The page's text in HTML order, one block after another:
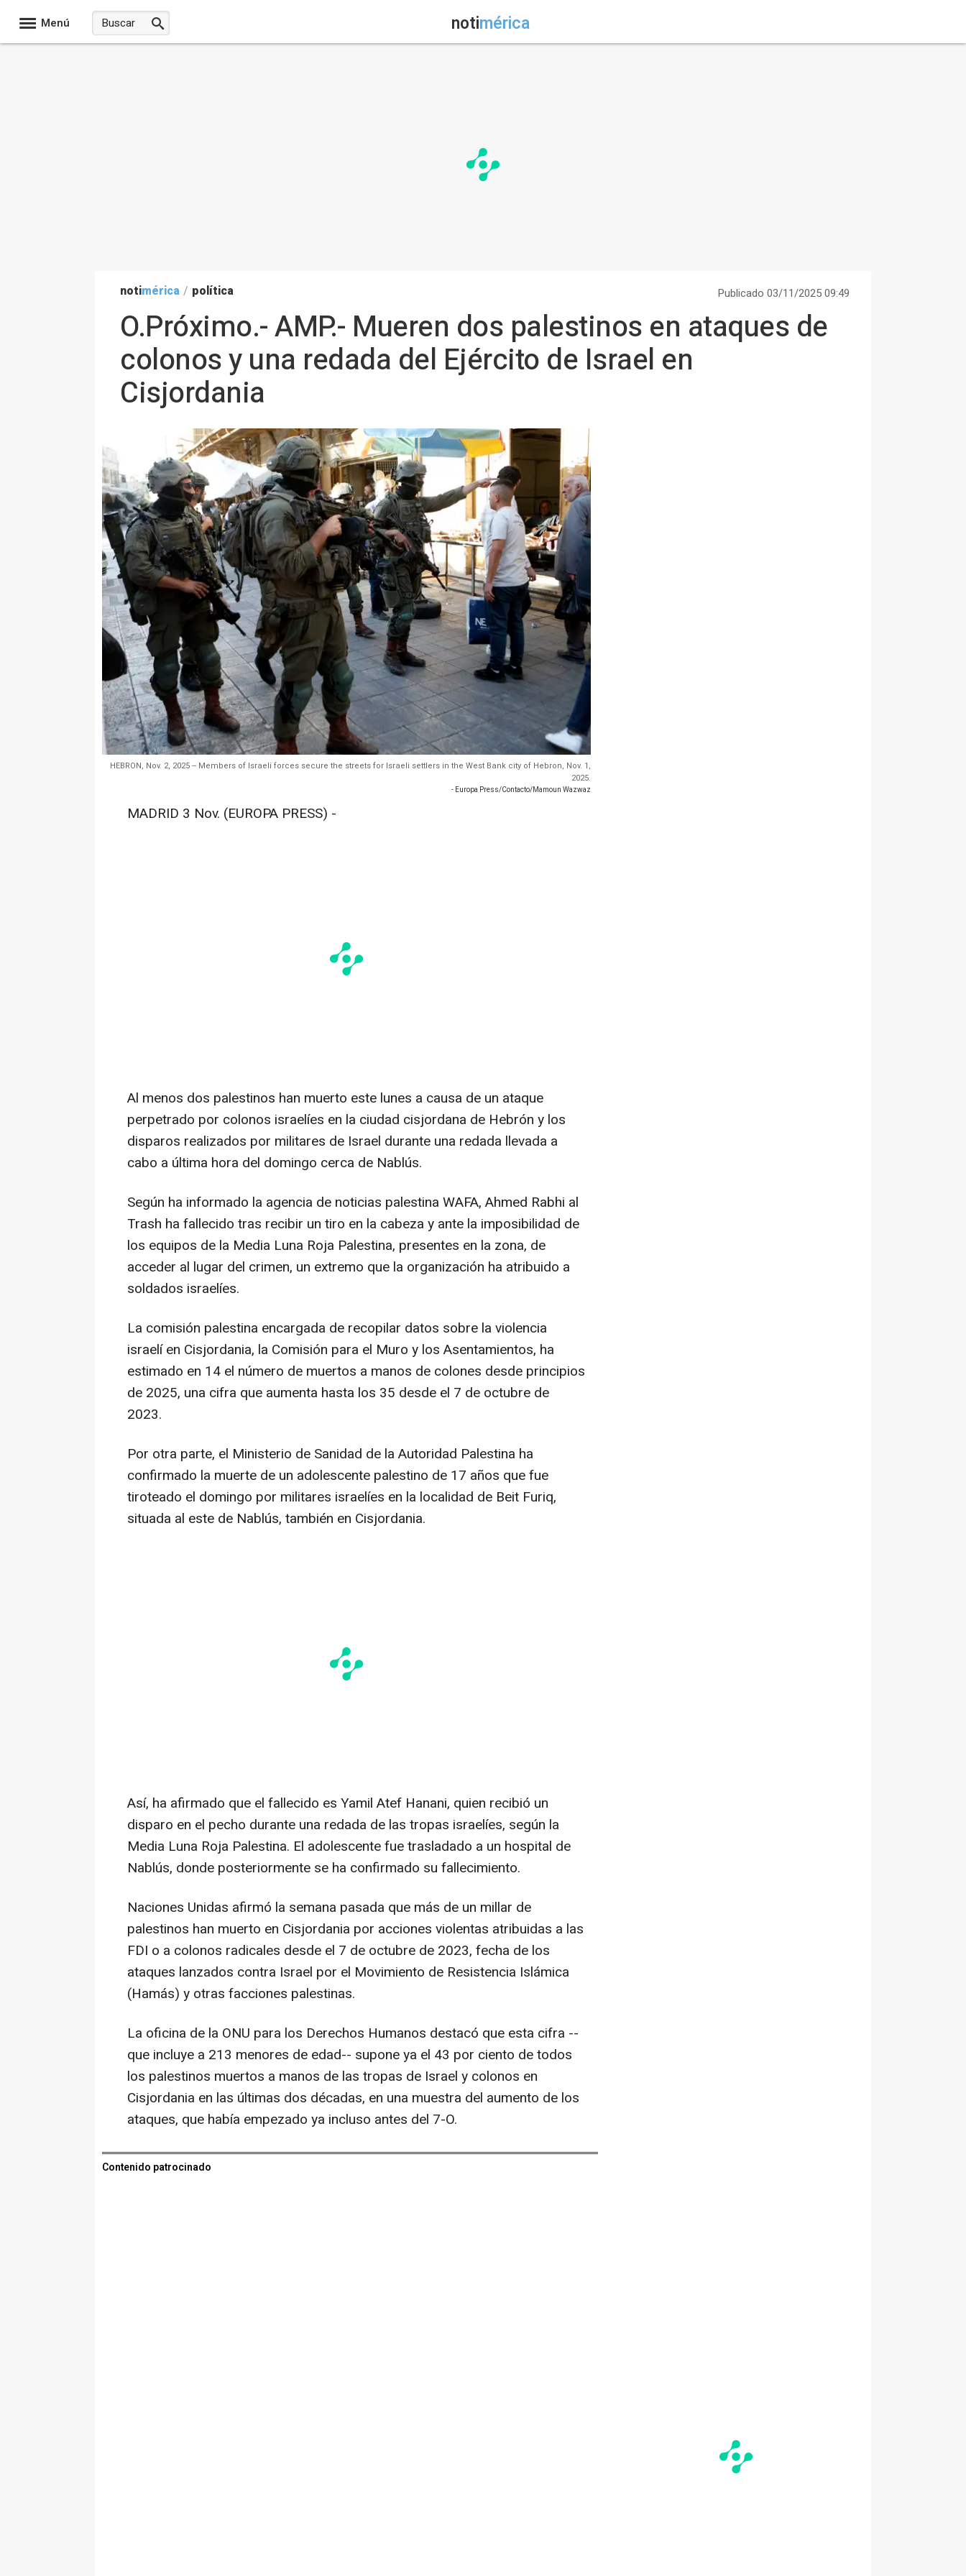
Menú notimérica
notimérica / política Publicado 03/11/2025 09:49
O.Próximo.- AMP.- Mueren dos palestinos en ataques de
colonos y una redada del Ejército de Israel en
Cisjordania
HEBRON, Nov. 2, 2025 -- Members of Israeli forces secure the streets for Israeli settlers in the West Bank city of Hebron, Nov. 1,
2025.
- Europa Press/Contacto/Mamoun Wazwaz
MADRID 3 Nov. (EUROPA PRESS) -
Al menos dos palestinos han muerto este lunes a causa de un ataque
perpetrado por colonos israelíes en la ciudad cisjordana de Hebrón y los
disparos realizados por militares de Israel durante una redada llevada a
cabo a última hora del domingo cerca de Nablús.
Según ha informado la agencia de noticias palestina WAFA, Ahmed Rabhi al
Trash ha fallecido tras recibir un tiro en la cabeza y ante la imposibilidad de
los equipos de la Media Luna Roja Palestina, presentes en la zona, de
acceder al lugar del crimen, un extremo que la organización ha atribuido a
soldados israelíes.
La comisión palestina encargada de recopilar datos sobre la violencia
israelí en Cisjordania, la Comisión para el Muro y los Asentamientos, ha
estimado en 14 el número de muertos a manos de colones desde principios
de 2025, una cifra que aumenta hasta los 35 desde el 7 de octubre de
2023.
Por otra parte, el Ministerio de Sanidad de la Autoridad Palestina ha
confirmado la muerte de un adolescente palestino de 17 años que fue
tiroteado el domingo por militares israelíes en la localidad de Beit Furiq,
situada al este de Nablús, también en Cisjordania.
Así, ha afirmado que el fallecido es Yamil Atef Hanani, quien recibió un
disparo en el pecho durante una redada de las tropas israelíes, según la
Media Luna Roja Palestina. El adolescente fue trasladado a un hospital de
Nablús, donde posteriormente se ha confirmado su fallecimiento.
Naciones Unidas afirmó la semana pasada que más de un millar de
palestinos han muerto en Cisjordania por acciones violentas atribuidas a las
FDI o a colonos radicales desde el 7 de octubre de 2023, fecha de los
ataques lanzados contra Israel por el Movimiento de Resistencia Islámica
(Hamás) y otras facciones palestinas.
La oficina de la ONU para los Derechos Humanos destacó que esta cifra --
que incluye a 213 menores de edad-- supone ya el 43 por ciento de todos
los palestinos muertos a manos de las tropas de Israel y colonos en
Cisjordania en las últimas dos décadas, en una muestra del aumento de los
ataques, que había empezado ya incluso antes del 7-O.
Contenido patrocinado